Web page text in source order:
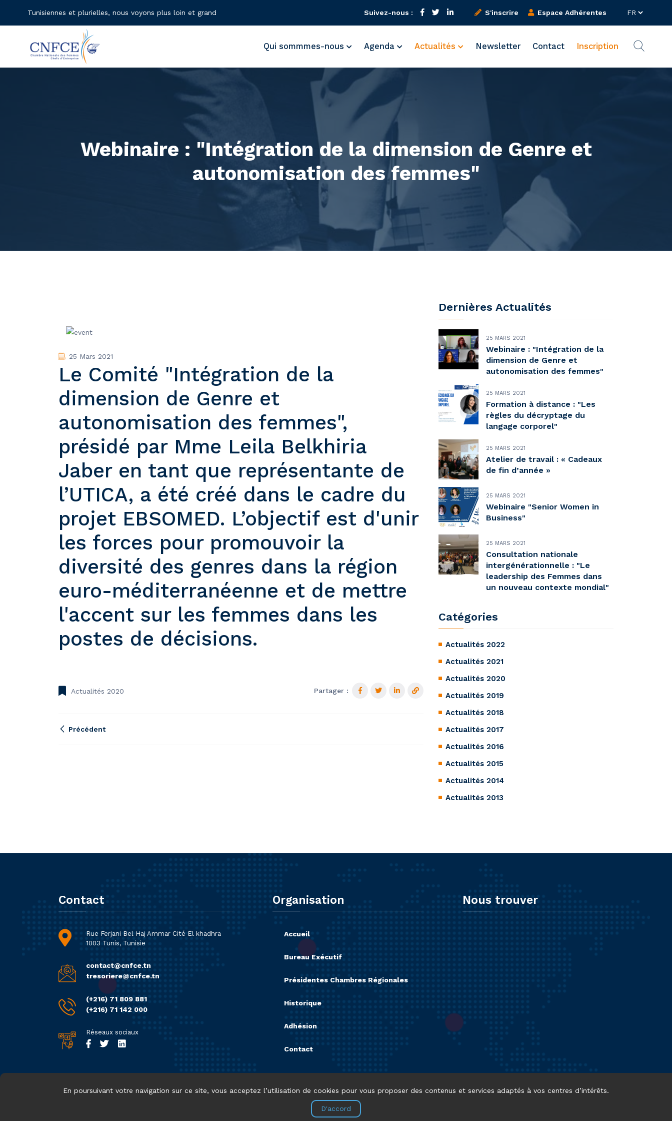
Tunisiennes et plurielles, nous voyons plus loin et grand Suivez-nous : S'inscrire Espace Adhérentes
Qui sommmes-nous Agenda Actualités Newsletter Contact Inscription
Webinaire : "Intégration de la dimension de Genre et
autonomisation des femmes"
25 Mars 2021
Le Comité "Intégration de la
dimension de Genre et
autonomisation des femmes",
présidé par Mme Leila Belkhiria
Jaber en tant que représentante de
l’UTICA, a été créé dans le cadre du
projet EBSOMED. L’objectif est d'unir
les forces pour promouvoir la
diversité des genres dans la région
euro-méditerranéenne et de mettre
l'accent sur les femmes dans les
postes de décisions.
Actualités 2020 Partager :
Précédent
Dernières Actualités
25 MARS 2021
Webinaire : "Intégration de la
dimension de Genre et
autonomisation des femmes"
25 MARS 2021
Formation à distance : "Les
règles du décryptage du
langage corporel"
25 MARS 2021
Atelier de travail : « Cadeaux
de fin d’année »
25 MARS 2021
Webinaire "Senior Women in
Business"
25 MARS 2021
Consultation nationale
intergénérationnelle : "Le
leadership des Femmes dans
un nouveau contexte mondial"
Catégories
Actualités 2022
Actualités 2021
Actualités 2020
Actualités 2019
Actualités 2018
Actualités 2017
Actualités 2016
Actualités 2015
Actualités 2014
Actualités 2013
En poursuivant votre navigation sur ce site, vous acceptez l’utilisation de cookies pour vous proposer des contenus et services adaptés à vos centres d’intérêts.
D'accord
Contact
Rue Ferjani Bel Haj Ammar Cité El khadhra
1003 Tunis, Tunisie
contact@cnfce.tn
tresoriere@cnfce.tn
(+216) 71 809 881
(+216) 71 142 000
Réseaux sociaux
Organisation
Accueil
Bureau Exécutif
Présidentes Chambres Régionales
Historique
Adhésion
Contact
Nous trouver
© 2021 - Tous droits réservés CNFCE - Site réalisé par INTERACTIONS